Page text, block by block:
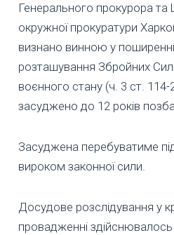
Генерального прокурора та
окружної прокуратури
визнано винною у поширенні
розташування Збройних
воєнного стану (ч. 3 ст. 114-
засуджено до 12 років
Засуджена перебуватиме
вироком законної сили.
Досудове розслідування у
провадженні